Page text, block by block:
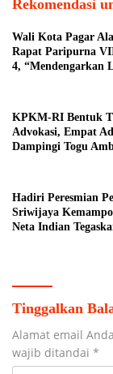
Rekomendasi
Wali Kota Pagar
Rapat Paripurna
4, “Mendengarkan
Alam”
KPKM-RI Bentuk
Advokasi, Empat
Dampingi Togu
Hadiri Peresmian
Sriwijaya
Neta Indian
Tinggalkan
Alamat email
wajib ditandai *